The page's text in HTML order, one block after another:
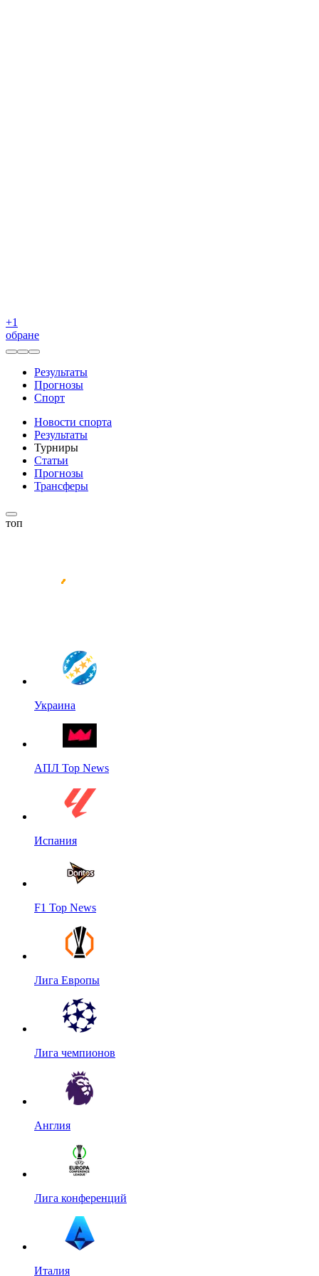
+1
обране
Результаты
Прогнозы
Спорт
Новости спорта
Результаты
Турниры
Статьи
Прогнозы
Трансферы
топ
Украина
АПЛ Top News
Испания
F1 Top News
Лига Европы
Лига чемпионов
Англия
Лига конференций
Италия